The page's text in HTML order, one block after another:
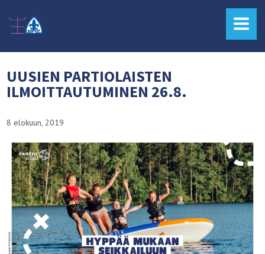
MENU
UUSIEN PARTIOLAISTEN
ILMOITTAUTUMINEN 26.8.
8 elokuun, 2019